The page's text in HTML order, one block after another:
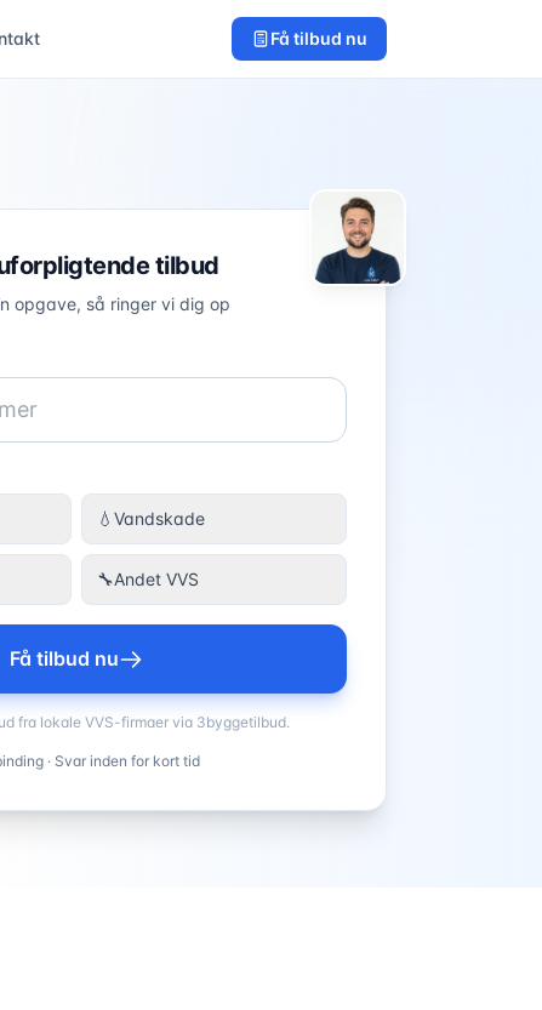
Få tilbud nu
tilbud
opgave, så ringer vi dig op
💧 Vandskade
🔧Andet VVS
Få tilbud nu
fra lokale VVS-firmaer via 3byggetilbud.
· Svar inden for kort tid